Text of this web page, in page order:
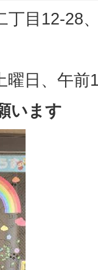
丁目12-28
曜日、午前
います